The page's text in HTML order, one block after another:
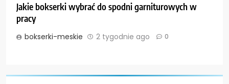
Jakie bokserki wybrać do spodni garniturowych w
pracy
bokserki-meskie 2 tygodnie ago 0